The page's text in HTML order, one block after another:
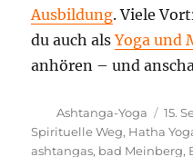
Ausbildung. Viele
du auch alsYoga und
anhören – und
Autor
Ashtanga-Yoga
am
15.
Spirituelle Weg, Hatha
ashtangas, bad Meinberg,